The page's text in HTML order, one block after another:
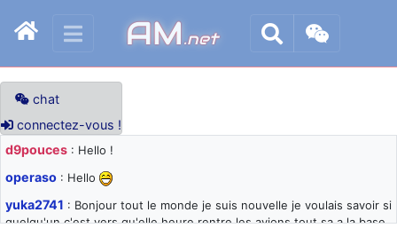
AM.net
chat
connectez-vous !
d9pouces : Hello !
operaso : Hello
yuka2741 : Bonjour tout le monde je suis nouvelle je voulais savoir si
quelqu'un c'est vers qu'elle heure rentre les avions tout sa a la base